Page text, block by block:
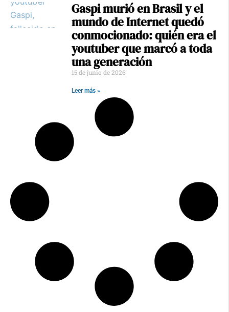
Gaspi murió en Brasil y el
mundo de Internet quedó
conmocionado: quién era el
youtuber que marcó a toda
una generación
15 de junio de 2026
Leer más »